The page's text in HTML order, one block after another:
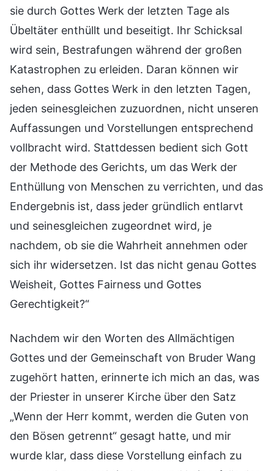
sie durch Gottes Werk der letzten Tage als
Übeltäter enthüllt und beseitigt. Ihr Schicksal
wird sein, Bestrafungen während der großen
Katastrophen zu erleiden. Daran können wir
sehen, dass Gottes Werk in den letzten Tagen,
jeden seinesgleichen zuzuordnen, nicht unseren
Auffassungen und Vorstellungen entsprechend
vollbracht wird. Stattdessen bedient sich Gott
der Methode des Gerichts, um das Werk der
Enthüllung von Menschen zu verrichten, und das
Endergebnis ist, dass jeder gründlich entlarvt
und seinesgleichen zugeordnet wird, je
nachdem, ob sie die Wahrheit annehmen oder
sich ihr widersetzen. Ist das nicht genau Gottes
Weisheit, Gottes Fairness und Gottes
Gerechtigkeit?“
Nachdem wir den Worten des Allmächtigen
Gottes und der Gemeinschaft von Bruder Wang
zugehört hatten, erinnerte ich mich an das, was
der Priester in unserer Kirche über den Satz
„Wenn der Herr kommt, werden die Guten von
den Bösen getrennt“ gesagt hatte, und mir
wurde klar, dass diese Vorstellung einfach zu